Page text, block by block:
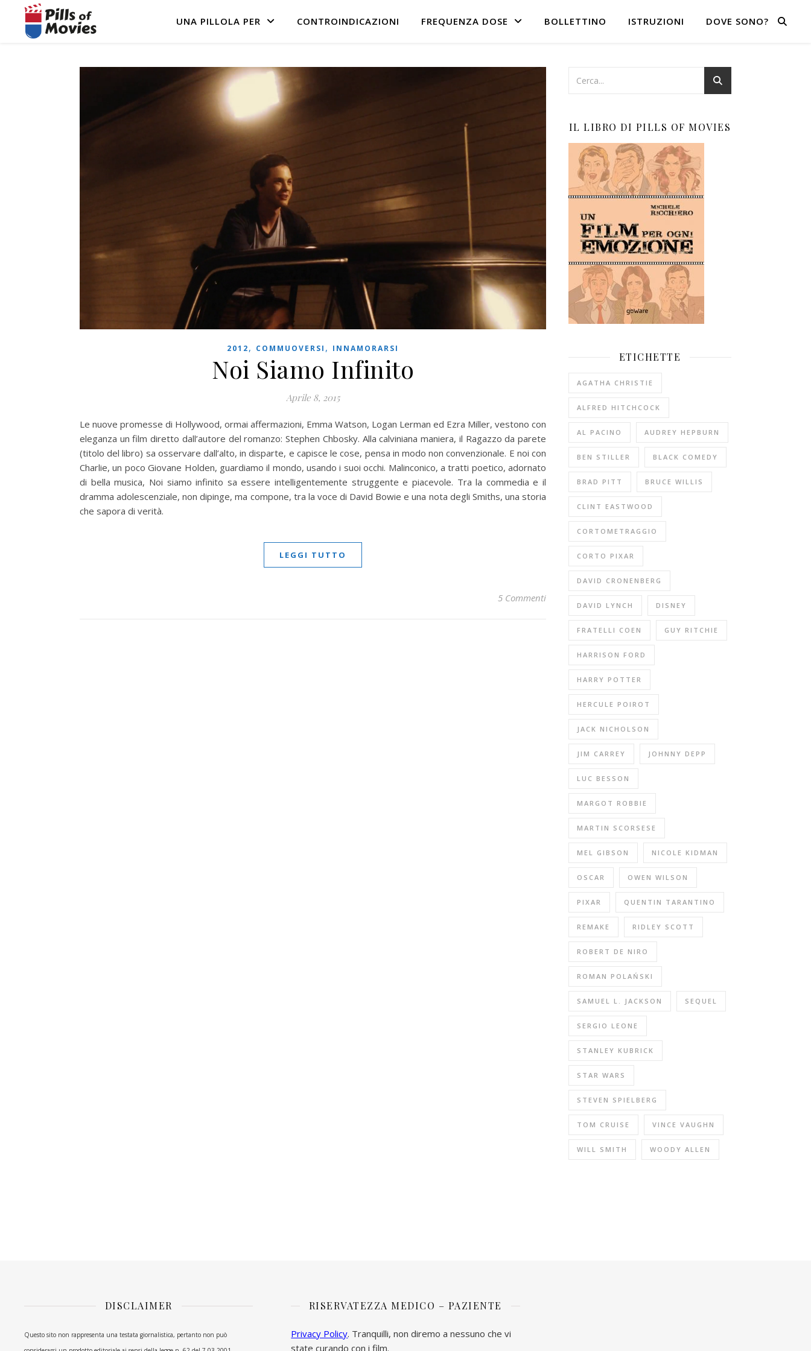
UNA PILLOLA PER CONTROINDICAZIONI FREQUENZA DOSE BOLLETTINO ISTRUZIONI DOVE SONO?
2012, COMMUOVERSI , INNAMORARSI
Noi Siamo Infinito
Aprile 8, 2015
Le nuove promesse di Hollywood, ormai affermazioni, Emma Watson, Logan Lerman ed Ezra Miller, vestono con
eleganza un film diretto dall’autore del romanzo: Stephen Chbosky. Alla calviniana maniera, il Ragazzo da parete
(titolo del libro) sa osservare dall’alto, in disparte, e capisce le cose, pensa in modo non convenzionale. E noi con
Charlie, un poco Giovane Holden, guardiamo il mondo, usando i suoi occhi. Malinconico, a tratti poetico, adornato
di bella musica, Noi siamo infinito sa essere intelligentemente struggente e piacevole. Tra la commedia e il
dramma adolescenziale, non dipinge, ma compone, tra la voce di David Bowie e una nota degli Smiths, una storia
che sapora di verità.
LEGGI TUTTO
5 Commenti
IL LIBRO DI PILLS OF MOVIES
ETICHETTE
AGATHA CHRISTIE
ALFRED HITCHCOCK
AL PACINO AUDREY HEPBURN
BEN STILLER BLACK COMEDY
BRAD PITT BRUCE WILLIS
CLINT EASTWOOD
CORTOMETRAGGIO
CORTO PIXAR
DAVID CRONENBERG
DAVID LYNCH DISNEY
FRATELLI COEN GUY RITCHIE
HARRISON FORD
HARRY POTTER
HERCULE POIROT
JACK NICHOLSON
JIM CARREY JOHNNY DEPP
LUC BESSON
MARGOT ROBBIE
MARTIN SCORSESE
MEL GIBSON NICOLE KIDMAN
OSCAR OWEN WILSON
PIXAR QUENTIN TARANTINO
REMAKE RIDLEY SCOTT
ROBERT DE NIRO
ROMAN POLAŃSKI
SAMUEL L. JACKSON SEQUEL
SERGIO LEONE
STANLEY KUBRICK
STAR WARS
STEVEN SPIELBERG
TOM CRUISE VINCE VAUGHN
WILL SMITH WOODY ALLEN
DISCLAIMER
Questo sito non rappresenta una testata giornalistica, pertanto non può
RISERVATEZZA MEDICO – PAZIENTE
Privacy Policy. Tranquilli, non diremo a nessuno che vi
state curando con i film.